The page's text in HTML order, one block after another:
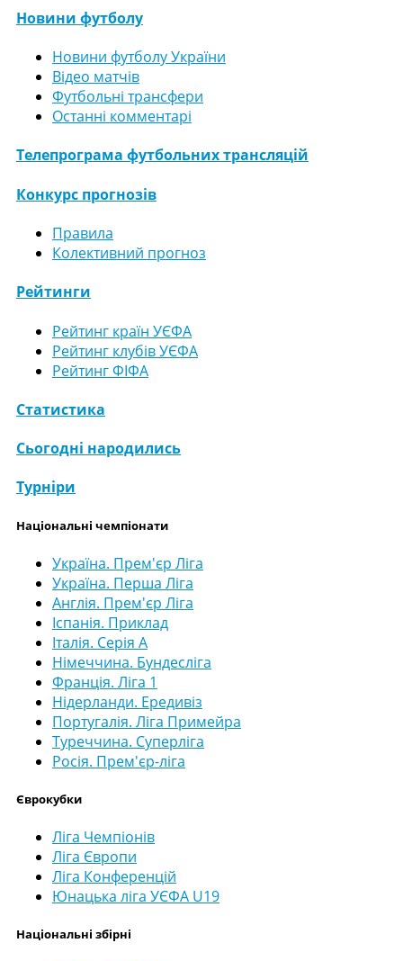
Новини футболу
Новини футболу України
Відео матчів
Футбольні трансфери
Останні комментарі
Телепрограма футбольних трансляцій
Конкурс прогнозів
Правила
Колективний прогноз
Рейтинги
Рейтинг країн УЄФА
Рейтинг клубів УЄФА
Рейтинг ФІФА
Статистика
Сьогодні народились
Турніри
Національні чемпіонати
Україна. Прем'єр Ліга
Україна. Перша Ліга
Англія. Прем'єр Ліга
Іспанія. Приклад
Італія. Серія А
Німеччина. Бундесліга
Франція. Ліга 1
Нідерланди. Ередивіз
Португалія. Ліга Примейра
Туреччина. Суперліга
Росія. Прем'єр-ліга
Єврокубки
Ліга Чемпіонів
Ліга Європи
Ліга Конференцій
Юнацька ліга УЄФА U19
Національні збірні